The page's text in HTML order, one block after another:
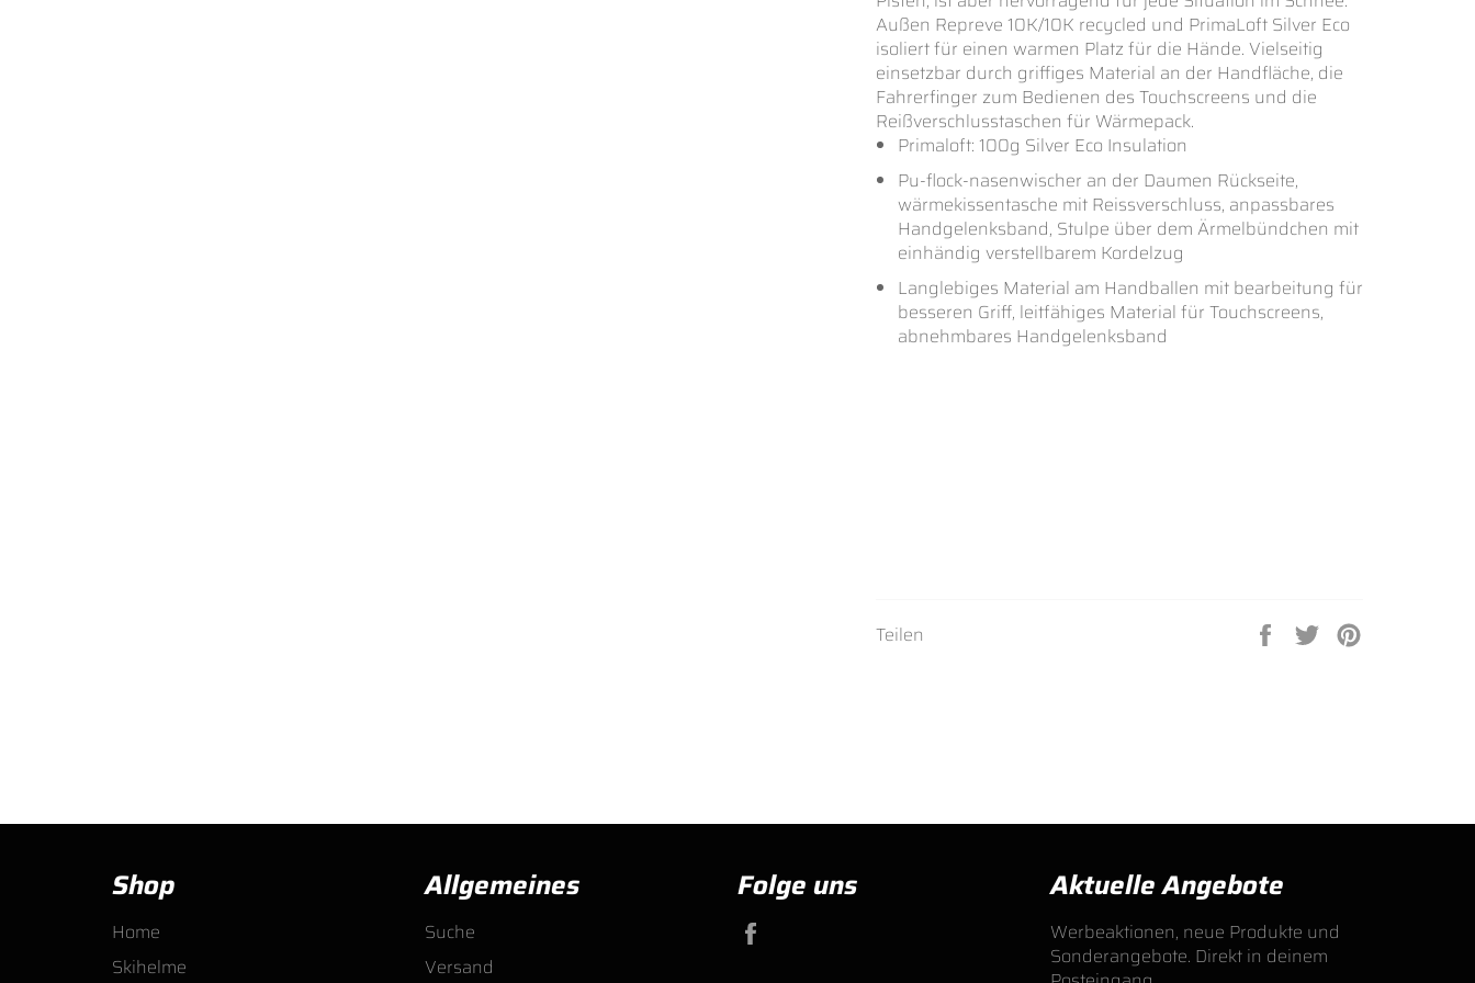
Außen Repreve 10K/10K recycled und PrimaLoft Silver Eco
isoliert für einen warmen Platz für die Hände. Vielseitig
einsetzbar durch griffiges Material an der Handfläche, die
Fahrerfinger zum Bedienen des Touchscreens und die
Reißverschlusstaschen für Wärmepack.
Primaloft: 100g Silver Eco Insulation
Pu-flock-nasenwischer an der Daumen Rückseite,
wärmekissentasche mit Reissverschluss, anpassbares
Handgelenksband, Stulpe über dem Ärmelbündchen mit
einhändig verstellbarem Kordelzug
Langlebiges Material am Handballen mit bearbeitung für
besseren Griff, leitfähiges Material für Touchscreens,
abnehmbares Handgelenksband
Teilen
Auf
Facebook
Auf
Twitter
Shop
Home
Skihelme
Allgemeines
Suche
Versand
Folge uns Aktuelle Angebote
Werbeaktionen, neue Produkte und
Sonderangebote. Direkt in deinem